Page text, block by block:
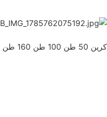
كرين 50 طن 100 طن 160 طن 200 طن للإيجار ...